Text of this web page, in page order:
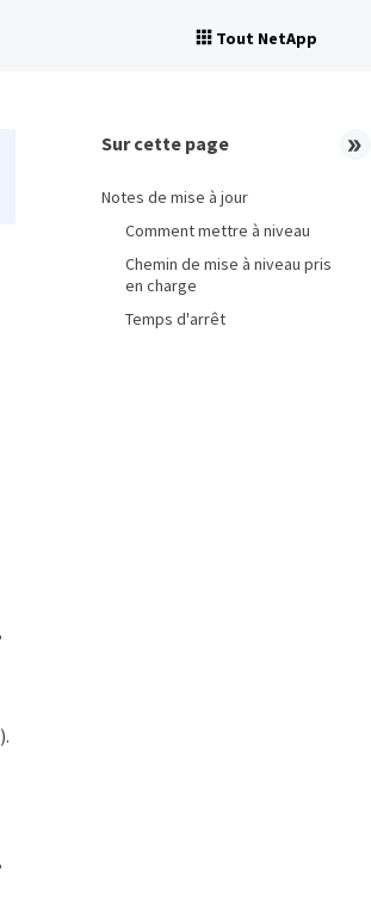
Tout NetApp
Sur cette page
Notes de mise à jour
Comment mettre à niveau
Chemin de mise à niveau pris
en charge
Temps d'arrêt